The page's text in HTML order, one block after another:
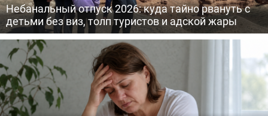
Небанальный отпуск 2026: куда тайно рвануть с
детьми без виз, толп туристов и адской жары